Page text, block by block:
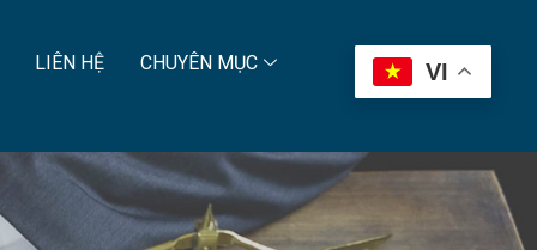
LIÊN HỆ CHUYÊN MỤC VI